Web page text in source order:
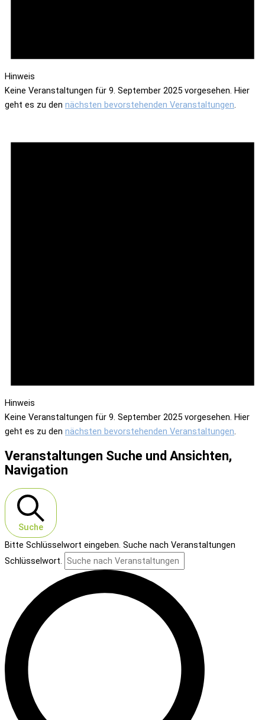
Hinweis
Keine Veranstaltungen für 9. September 2025 vorgesehen. Hier
geht es zu den nächsten bevorstehenden Veranstaltungen
Hinweis
Keine Veranstaltungen für 9. September 2025 vorgesehen. Hier
geht es zu den nächsten bevorstehenden Veranstaltungen.
Veranstaltungen Suche und Ansichten,
Navigation
Suche
Bitte Schlüsselwort eingeben. Suche nach Veranstaltungen
Schlüsselwort.